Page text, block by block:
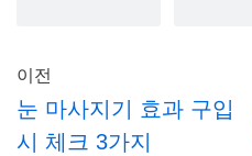
이전
눈 마사지기 효과 구입
시 체크 3가지